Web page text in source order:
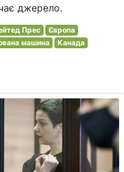
джерело.
Прес
Європа
машина
Канада